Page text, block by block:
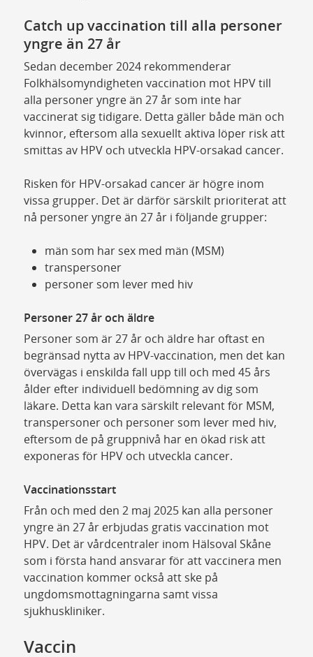
Catch up vaccination till alla personer
yngre än 27 år
Sedan december 2024 rekommenderar
Folkhälsomyndigheten vaccination mot HPV till
alla personer yngre än 27 år som inte har
vaccinerat sig tidigare. Detta gäller både män och
kvinnor, eftersom alla sexuellt aktiva löper risk att
smittas av HPV och utveckla HPV-orsakad cancer.
Risken för HPV-orsakad cancer är högre inom
vissa grupper. Det är därför särskilt prioriterat att
nå personer yngre än 27 år i följande grupper:
män som har sex med män (MSM)
transpersoner
personer som lever med hiv
Personer 27 år och äldre
Personer som är 27 år och äldre har oftast en
begränsad nytta av HPV-vaccination, men det kan
övervägas i enskilda fall upp till och med 45 års
ålder efter individuell bedömning av dig som
läkare. Detta kan vara särskilt relevant för MSM,
transpersoner och personer som lever med hiv,
eftersom de på gruppnivå har en ökad risk att
exponeras för HPV och utveckla cancer.
Vaccinationsstart
Från och med den 2 maj 2025 kan alla personer
yngre än 27 år erbjudas gratis vaccination mot
HPV. Det är vårdcentraler inom Hälsoval Skåne
som i första hand ansvarar för att vaccinera men
vaccination kommer också att ske på
ungdomsmottagningarna samt vissa
sjukhuskliniker.
Vaccin